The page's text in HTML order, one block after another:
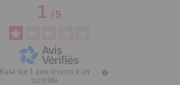
1/5
Basé sur 1 avis soumis à un
contrôle